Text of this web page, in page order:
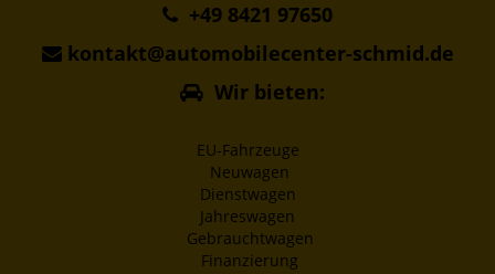
+49 8421 97650
kontakt@automobilecenter-schmid.de
Wir bieten:
EU-Fahrzeuge
Neuwagen
Dienstwagen
Jahreswagen
Gebrauchtwagen
Finanzierung